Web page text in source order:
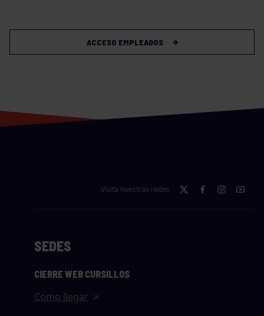
ACCESO EMPLEADOS
Visita nuestras redes
SEDES
CIERRE WEB CURSILLOS
Cómo llegar